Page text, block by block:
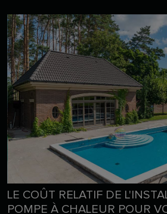
LE COÛT RELATIF DE
POMPE À CHALEUR POUR